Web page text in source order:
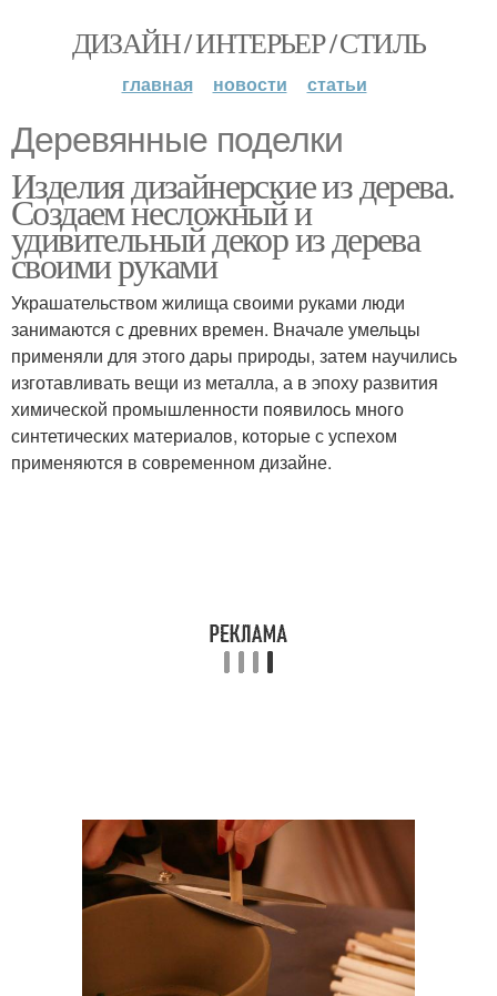
ДИЗАЙН / ИНТЕРЬЕР / СТИЛЬ
главная новости статьи
Деревянные поделки
Изделия дизайнерские из дерева.
Создаем несложный и
удивительный декор из дерева
своими руками
Украшательством жилища своими руками люди
занимаются с древних времен. Вначале умельцы
применяли для этого дары природы, затем научились
изготавливать вещи из металла, а в эпоху развития
химической промышленности появилось много
синтетических материалов, которые с успехом
применяются в современном дизайне.